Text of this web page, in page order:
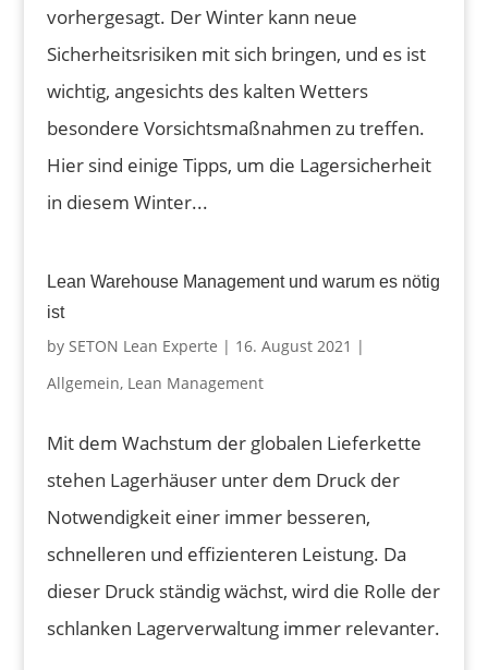
vorhergesagt. Der Winter kann neue
Sicherheitsrisiken mit sich bringen, und es ist
wichtig, angesichts des kalten Wetters
besondere Vorsichtsmaßnahmen zu treffen.
Hier sind einige Tipps, um die Lagersicherheit
in diesem Winter...
Lean Warehouse Management und warum es nötig
ist
by SETON Lean Experte | 16. August 2021 |
Allgemein, Lean Management
Mit dem Wachstum der globalen Lieferkette
stehen Lagerhäuser unter dem Druck der
Notwendigkeit einer immer besseren,
schnelleren und effizienteren Leistung. Da
dieser Druck ständig wächst, wird die Rolle der
schlanken Lagerverwaltung immer relevanter.